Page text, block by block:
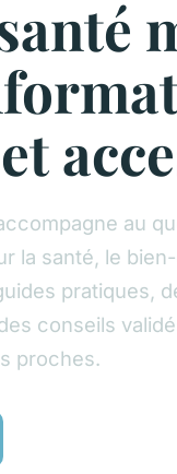
au
la santé, le
pratiques,
conseils
proches.